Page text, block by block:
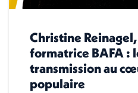
Christine
formatrice BAFA :
transmission au
populaire